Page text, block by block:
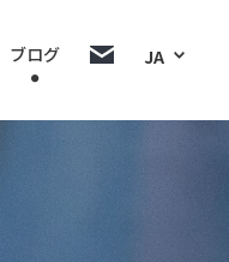
ブログ JA